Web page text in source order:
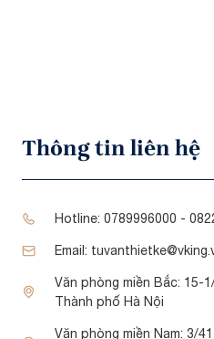
Thông tin liên hệ
Hotline: 0789996000 -
Email:
Văn phòng miền Bắc: 15-
Thành phố Hà Nội
Văn phòng miền Nam: 3/